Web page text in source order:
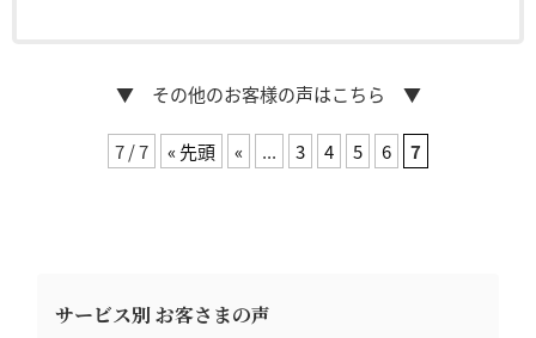
サービス別 お客さまの声
▼ その他のお客様の声はこちら ▼
7 / 7 « 先頭 « ... 3 4 5 6 7